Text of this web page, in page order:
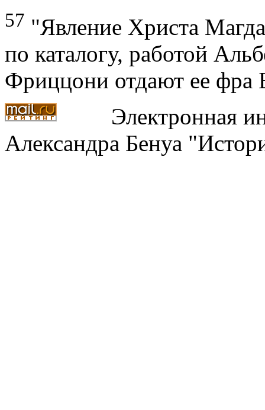
57 "Явление Христа
по каталогу, работой
Фриццони отдают ее фра
Электронная
Александра Бенуа